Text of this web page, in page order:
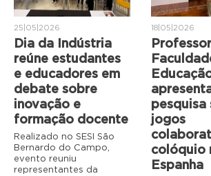
25|05|2026
Dia da Indústria
reúne estudantes
e educadores em
debate sobre
inovação e
formação docente
Realizado no SESI São
Bernardo do Campo,
evento reuniu
representantes da
18|05|2026
pesquisa
jogos
colóquio
Espanha